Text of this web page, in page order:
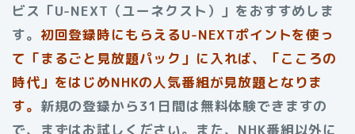
ビス「U-NEXT（ユーネクスト）」をおすすめしま
す。 初回登録時にもらえるU-NEXTポイントを使っ
て「まるごと見放題パック」に入れば、「こころの
時代」をはじめNHKの人気番組が見放題となりま
す。 新規の登録から31日間は無料体験できますの
で、まずはお試しください。また、NHK番組以外に